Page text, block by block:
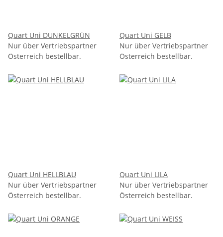
Quart Uni DUNKELGRÜN
Nur über Vertriebspartner
Österreich bestellbar.
Quart Uni GELB
Nur über Vertriebspartner
Österreich bestellbar.
Quart Uni HELLBLAU
Nur über Vertriebspartner
Österreich bestellbar.
Quart Uni LILA
Nur über Vertriebspartner
Österreich bestellbar.